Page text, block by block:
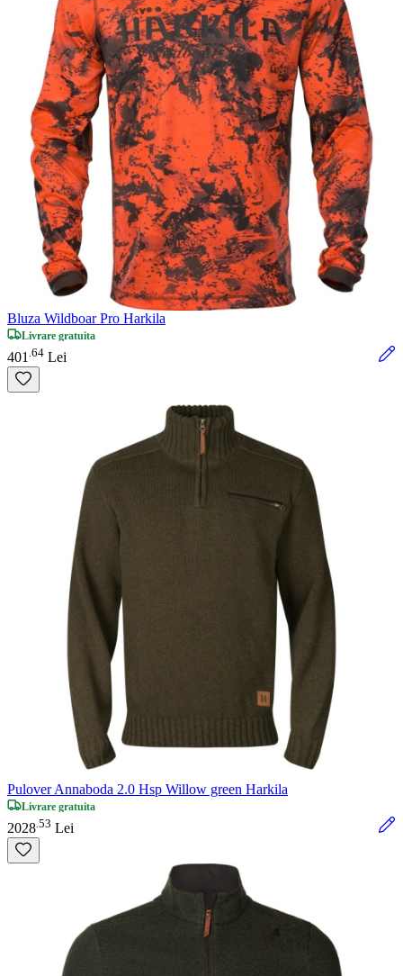
Bluza Wildboar Pro Harkila
Livrare gratuita
401 64 Lei
Pulover Annaboda 2.0 Hsp Willow green Harkila
Livrare gratuita
2028 53 Lei